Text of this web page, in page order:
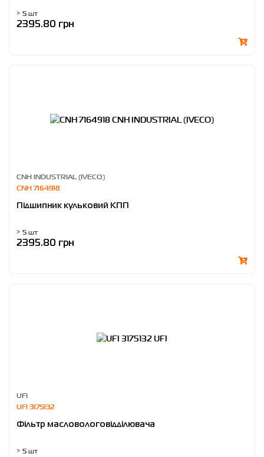
> 5 шт
2395.80 грн
CNH INDUSTRIAL (IVECO)
CNH 7164918
Підшипник кульковий КПП
> 5 шт
2395.80 грн
UFI
UFI 3175132
Фільтр масловологовідділювача
> 5 шт